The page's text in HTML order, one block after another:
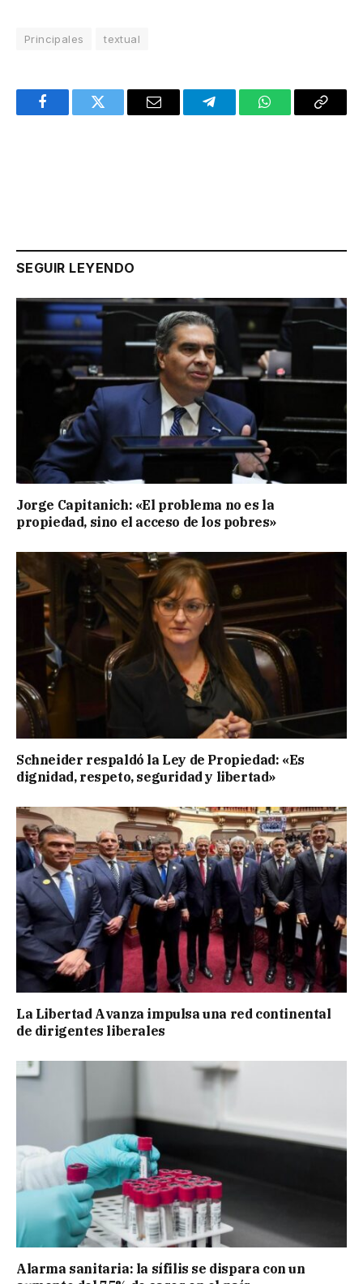
Principales textual
FacebookTwitter Email TelegramWhatsAppCopy
SEGUIR LEYENDO
Jorge Capitanich: «El problema no es la
propiedad, sino el acceso de los pobres»
Schneider respaldó la Ley de Propiedad: «Es
dignidad, respeto, seguridad y libertad»
La Libertad Avanza impulsa una red continental
de dirigentes liberales
Alarma sanitaria: la sífilis se dispara con un